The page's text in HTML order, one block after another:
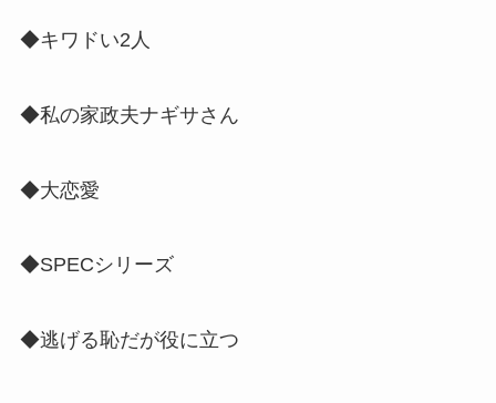
◆キワドい2人
◆私の家政夫ナギサさん
◆大恋愛
◆SPECシリーズ
◆逃げる恥だが役に立つ